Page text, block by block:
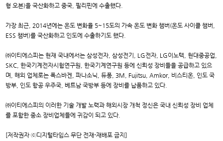
형 오븐)을 국산화하고 중국, 필리핀에 수출했다.
가장 최근, 2014년에는 온도 변화율 5~15도의 가속 온도 변화 챔버(온도 사이클 챔버,
ESS 챔버)를 국산화하고 인도에 수출하기도 했다.
㈜이티에스피는 현재 국내에서는 삼성전자, 삼성전기, LG전자, LG이노텍, 현대중공업,
SKC, 한국기계전자시험연구원, 한국기계연구원 등에 신뢰성 장비들을 공급하고 있으
며, 해외 업체로는 폭스바겐, 파나소닉, 듀퐁, 3M, Fujitsu, Amkor, 비스티온, 인도 국
방부, 인도 항공 우주국, 베트남 국방부 등에 장비를 납품하고 있다.
㈜이티에스피의 이러한 기술 개발 노력과 해외시장 개척 정신은 국내 신뢰성 장비 업체
를 포함한 중소 장비업체들에 귀감이 되고 있다.
[저작권자 ⓒ디지털타임스 무단 전재-재배포 금지]